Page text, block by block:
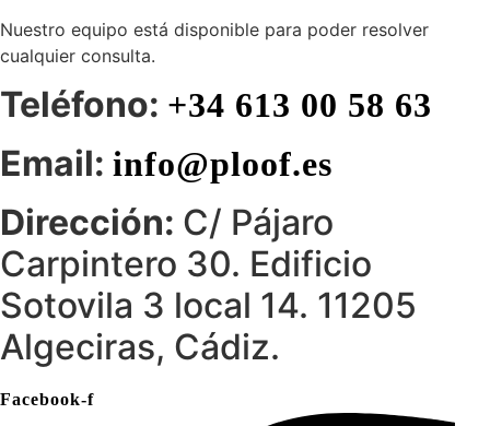
Nuestro equipo está disponible para poder resolver
cualquier consulta.
Teléfono: +34 613 00 58 63
Email: info@ploof.es
Dirección: C/ Pájaro
Carpintero 30. Edificio
Sotovila 3 local 14. 11205
Algeciras, Cádiz.
Facebook-f